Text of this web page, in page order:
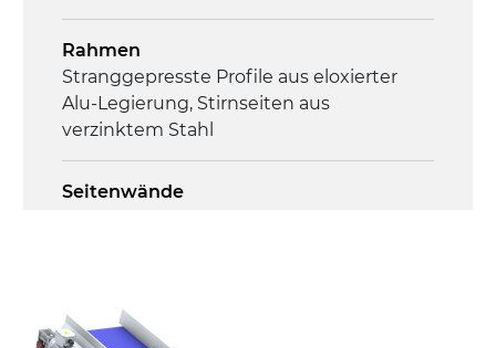
Rahmen
Stranggepresste Profile aus eloxierter
Alu-Legierung, Stirnseiten aus
verzinktem Stahl
Seitenwände
Ständer
ausziehbare Elemente aus